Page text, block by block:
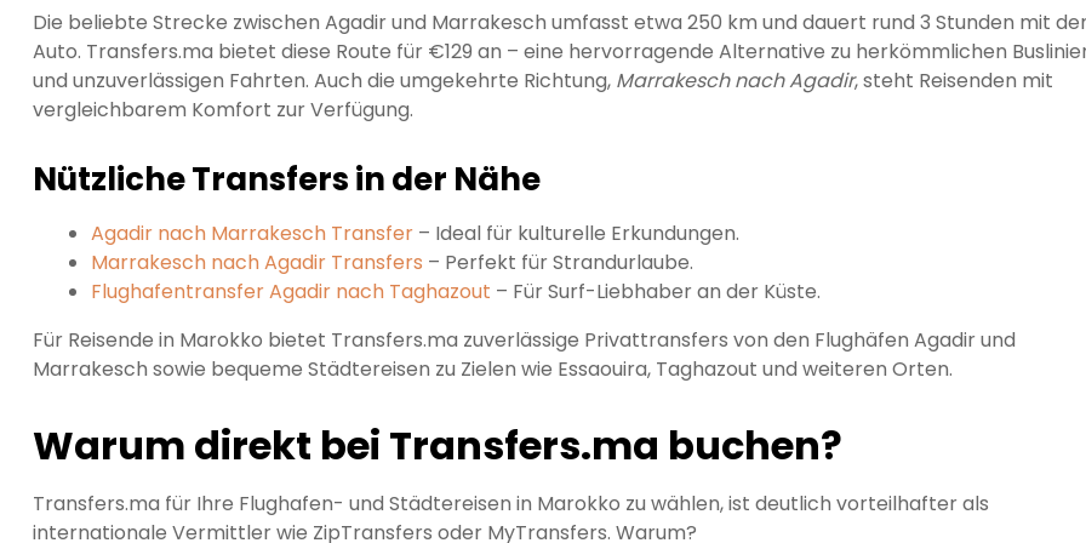
Die beliebte Strecke zwischen Agadir und Marrakesch umfasst etwa 250 km und dauert rund 3 Stunden mit
Auto. Transfers.ma bietet diese Route für €129 an – eine hervorragende Alternative zu herkömmlichen
und unzuverlässigen Fahrten. Auch die umgekehrte Richtung, Marrakesch nach Agadir, steht Reisenden mit
vergleichbarem Komfort zur Verfügung.
Nützliche Transfers in der Nähe
Agadir nach Marrakesch Transfer – Ideal für kulturelle Erkundungen.
Marrakesch nach Agadir Transfers – Perfekt für Strandurlaube.
Flughafentransfer Agadir nach Taghazout – Für Surf-Liebhaber an der Küste.
Für Reisende in Marokko bietet Transfers.ma zuverlässige Privattransfers von den Flughäfen Agadir und
Marrakesch sowie bequeme Städtereisen zu Zielen wie Essaouira, Taghazout und weiteren Orten.
Warum direkt bei Transfers.ma buchen?
Transfers.ma für Ihre Flughafen- und Städtereisen in Marokko zu wählen, ist deutlich vorteilhafter als
internationale Vermittler wie ZipTransfers oder MyTransfers. Warum?